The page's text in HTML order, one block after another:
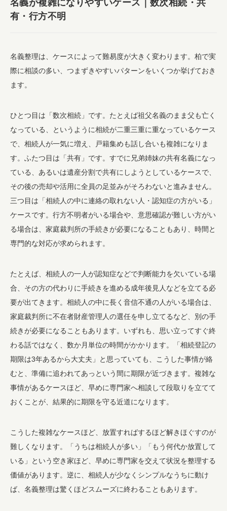
名義が複雑になりやすいケース｜数次相続・共
有・行方不明
名義整理は、ケースによって難易度が大きく変わります。柏で実
際に相談の多い、つまずきやすいパターンをいくつか挙げておき
ます。
ひとつ目は「数次相続」です。たとえば祖父名義のまま父も亡く
なっている、というように相続が二重三重に重なっているケース
で、相続人が一気に増え、戸籍集めも話し合いも複雑になりま
す。ふたつ目は「共有」です。すでに兄弟姉妹の共有名義になっ
ている、あるいは遺産分割で共有にしようとしているケースで、
その後の売却や活用に全員の足並みがそろわないと進みません。
三つ目は「相続人の中に連絡の取れない人・認知症の方がいる」
ケースです。行方不明者がいる場合や、意思確認が難しい方がい
る場合は、家庭裁判所の手続きが必要になることもあり、時間と
専門的な対応が求められます。
たとえば、相続人の一人が認知症などで判断能力を欠いている場
合、その方の代わりに手続きを進める成年後見人などを立てる必
要が出てきます。相続人の中に長く音信不通の人がいる場合は、
家庭裁判所に不在者財産管理人の選任を申し立てるなど、別の手
続きが必要になることもあります。いずれも、思い立ってすぐ終
わる話ではなく、数か月単位の時間がかかります。「相続登記の
期限は3年あるから大丈夫」と思っていても、こうした事情が絡
むと、準備に追われてあっという間に期限が近づきます。複雑な
事情があるケースほど、早めに専門家へ相談して段取りを立てて
おくことが、結果的に期限を守る近道になります。
こうした複雑なケースほど、放置すればするほど解きほぐすのが
難しくなります。「うちは相続人が多い」「もう何代か放置して
いる」という空き家ほど、早めに専門家を交えて状況を整理する
価値があります。逆に、相続人が少なくシンプルなうちに動け
ば、名義整理は驚くほどスムーズに終わることもあります。